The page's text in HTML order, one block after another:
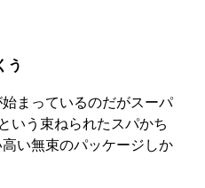
う
まっているのだがスーパ
いう束ねられたスパかち
い無束のパッケージしか